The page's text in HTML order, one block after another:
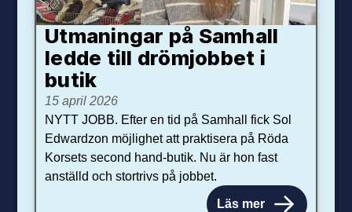
Utmaningar på Sam­hall
ledde till dröm­jobbet i
butik
15 april 2026
NYTT JOBB. Efter en tid på Samhall fick Sol
Edwardzon möjlighet att praktisera på Röda
Korsets second hand-butik. Nu är hon fast
anställd och stortrivs på jobbet.
Läs mer